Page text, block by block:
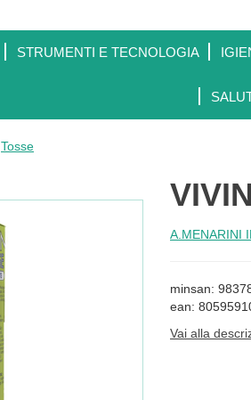
STRUMENTI E TECNOLOGIA
Tosse
A.MENARINI
minsan:
ean:
Vai alla